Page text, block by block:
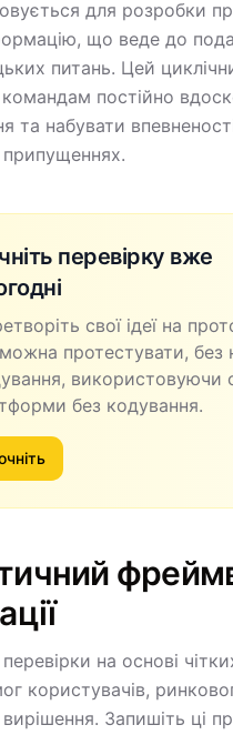
для розробки
що веде до
питань. Цей
постійно
та набувати
перевірку вже
свої ідеї на
можна протестувати, без
використовуючи
без кодування.
на основі
користувачів,
вирішення. Запишіть ці